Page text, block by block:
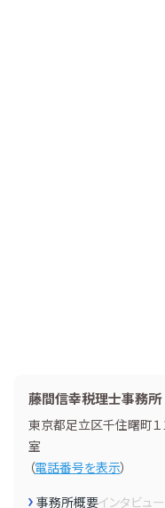
藤間信幸税理士事務所
東京都足立区千住曙町１
室
（電話番号を表示）
事務所概要インタビュー